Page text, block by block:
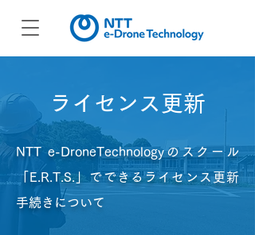
ライセンス更新
NTT e-DroneTechnologyのスクール
「E.R.T.S.」でできるライセンス更新
手続きについて